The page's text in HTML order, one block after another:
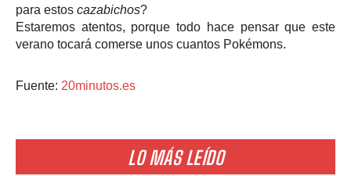
LO MÁS LEÍDO
para estos cazabichos?
Estaremos atentos, porque todo hace pensar que este
verano tocará comerse unos cuantos Pokémons.
Fuente: 20minutos.es